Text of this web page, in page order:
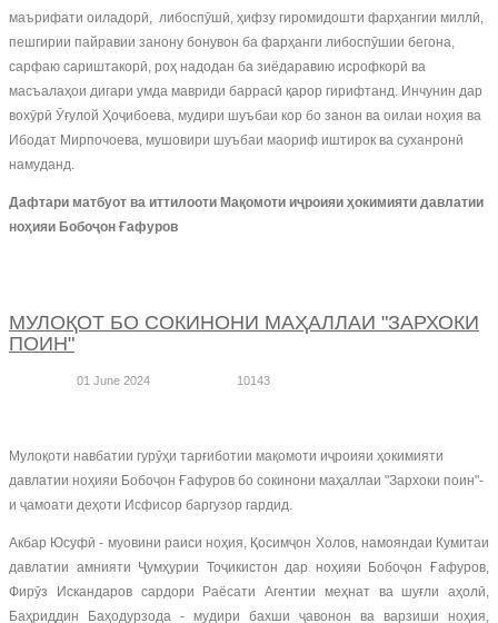
маърифати оиладорӣ, либоспӯшӣ, ҳифзу гиромидошти фарҳангии миллӣ,
пешгирии пайравии занону бонувон ба фарҳанги либоспӯшии бегона,
сарфаю сариштакорӣ, роҳ надодан ба зиёдаравию исрофкорӣ ва
масъалаҳои дигари умда мавриди баррасӣ қарор гирифтанд. Инчунин дар
вохӯрӣ Ӯғулой Ҳоҷибоева, мудири шуъбаи кор бо занон ва оилаи ноҳия ва
Ибодат Мирпочоева, мушовири шуъбаи маориф иштирок ва суханронӣ
намуданд.
Дафтари матбуот ва иттилооти Мақомоти иҷроияи ҳокимияти давлатии
ноҳияи Бобоҷон Ғафуров
МУЛОҚОТ БО СОКИНОНИ МАҲАЛЛАИ "ЗАРХОКИ
ПОИН"
01 June 2024 10143
Мулоқоти навбатии гурӯҳи тарғиботии мақомоти иҷроияи ҳокимияти
давлатии ноҳияи Бобоҷон Ғафуров бо сокинони маҳаллаи "Зархоки поин"-
и ҷамоати деҳоти Исфисор баргузор гардид.
Акбар Юсуфӣ - муовини раиси ноҳия, Қосимҷон Холов, намояндаи Кумитаи
давлатии амнияти Ҷумҳурии Тоҷикистон дар ноҳияи Бобоҷон Ғафуров,
Фирӯз Искандаров сардори Раёсати Агентии меҳнат ва шуғли аҳолӣ,
Баҳриддин Баҳодурзода - мудири бахши ҷавонон ва варзиши ноҳия,